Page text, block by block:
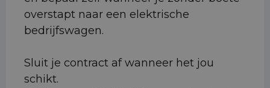
overstapt naar een elektrische
bedrijfswagen.
Sluit je contract af wanneer het jou
schikt.